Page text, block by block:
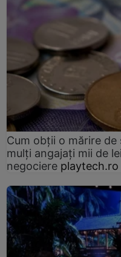
Cum obții o mărire de
mulți angajați mii de
negociere playtech.ro